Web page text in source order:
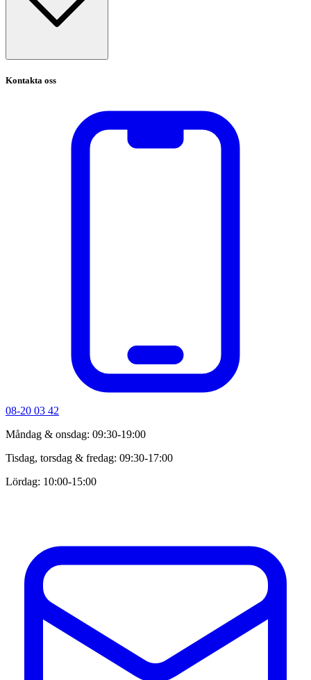
Kontakta oss
08-20 03 42
Måndag & onsdag: 09:30-19:00
Tisdag, torsdag & fredag: 09:30-17:00
Lördag: 10:00-15:00